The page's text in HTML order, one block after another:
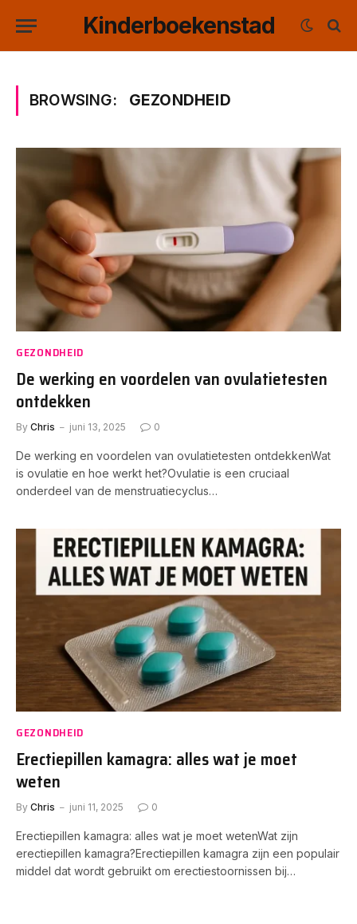
Kinderboekenstad
BROWSING: GEZONDHEID
GEZONDHEID
De werking en voordelen van ovulatietesten
ontdekken
By Chris juni 13, 2025 0
De werking en voordelen van ovulatietesten ontdekkenWat
is ovulatie en hoe werkt het?Ovulatie is een cruciaal
onderdeel van de menstruatiecyclus…
GEZONDHEID
Erectiepillen kamagra: alles wat je moet
weten
By Chris juni 11, 2025 0
Erectiepillen kamagra: alles wat je moet wetenWat zijn
erectiepillen kamagra?Erectiepillen kamagra zijn een populair
middel dat wordt gebruikt om erectiestoornissen bij…